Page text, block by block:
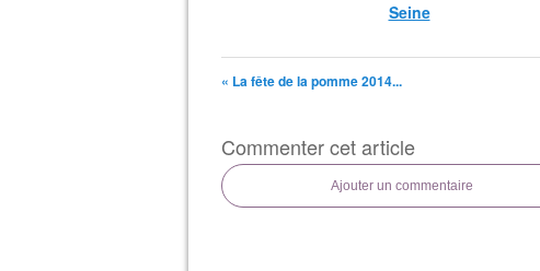
Seine
« La fête de la pomme 2014...
Commenter cet article
Ajouter un commentaire